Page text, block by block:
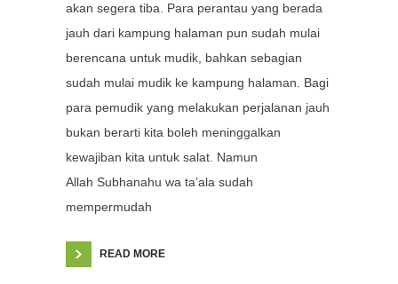
akan segera tiba. Para perantau yang berada
jauh dari kampung halaman pun sudah mulai
berencana untuk mudik, bahkan sebagian
sudah mulai mudik ke kampung halaman. Bagi
para pemudik yang melakukan perjalanan jauh
bukan berarti kita boleh meninggalkan
kewajiban kita untuk salat. Namun
Allah Subhanahu wa ta’ala sudah
mempermudah
READ MORE